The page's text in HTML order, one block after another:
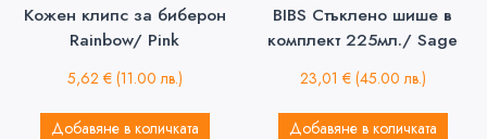
Кожен клипс за биберон
Rainbow/ Pink
5,62 € (11.00 лв.)
Добавяне в количката
BIBS Стъклено шише в
комплект 225мл./ Sage
23,01 € (45.00 лв.)
Добавяне в количката